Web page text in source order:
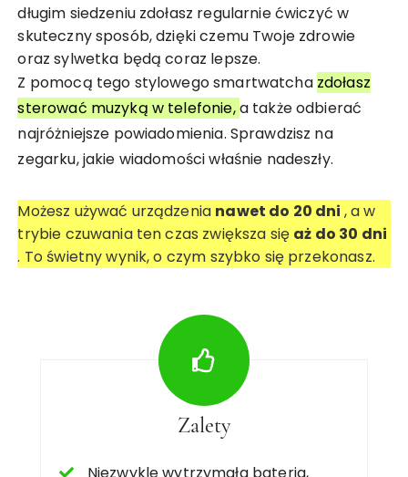
długim siedzeniu zdołasz regularnie ćwiczyć w
skuteczny sposób, dzięki czemu Twoje zdrowie
oraz sylwetka będą coraz lepsze.
Z pomocą tego stylowego smartwatcha zdołasz
sterować muzyką w telefonie,a także odbierać
najróżniejsze powiadomienia. Sprawdzisz na
zegarku, jakie wiadomości właśnie nadeszły.
Możesz używać urządzenia nawet do 20 dni , a w
trybie czuwania ten czas zwiększa się aż do 30 dni
. To świetny wynik, o czym szybko się przekonasz.
Zalety
Niezwykle wytrzymała bateria,